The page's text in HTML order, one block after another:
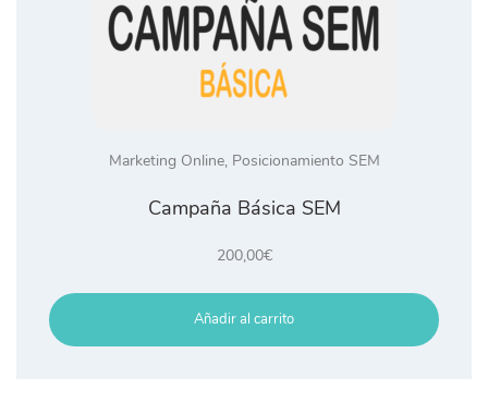
Marketing Online, Posicionamiento SEM
Campaña Básica SEM
200,00€
Añadir al carrito